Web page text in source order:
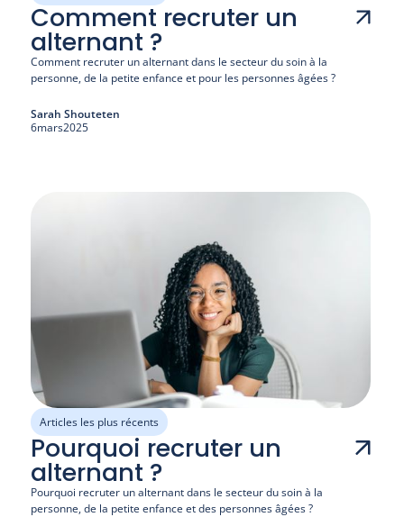
Comment recruter un
alternant ?
Comment recruter un alternant dans le secteur du soin à la
personne, de la petite enfance et pour les personnes âgées ?
Sarah Shouteten
6mars2025
Articles les plus récents
Pourquoi recruter un
alternant ?
Pourquoi recruter un alternant dans le secteur du soin à la
personne, de la petite enfance et des personnes âgées ?